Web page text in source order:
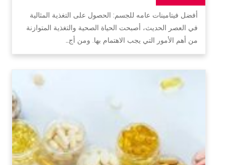
أفضل فيتامينات عامه للجسم: الحصول على التغذية المثالية
في العصر الحديث، أصبحت الحياة الصحية والتغذية المتوازنة
من أهم الأمور التي يجب الاهتمام بها. ومن أج…